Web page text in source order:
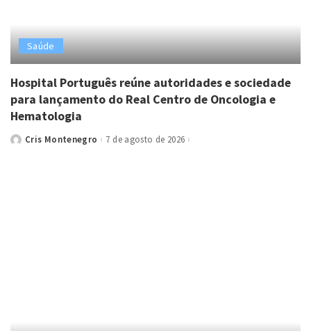
Saúde
Hospital Português reúne autoridades e sociedade
para lançamento do Real Centro de Oncologia e
Hematologia
PostedCris Montenegro 7 de agosto de 2026